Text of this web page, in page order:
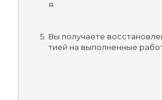
я.
Вы получаете
тией на выполненные